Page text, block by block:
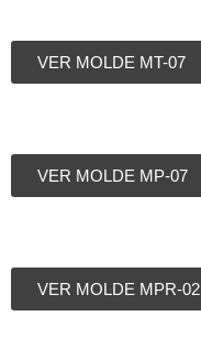
VER MOLDE MT-07
VER MOLDE MP-07
VER MOLDE MPR-02